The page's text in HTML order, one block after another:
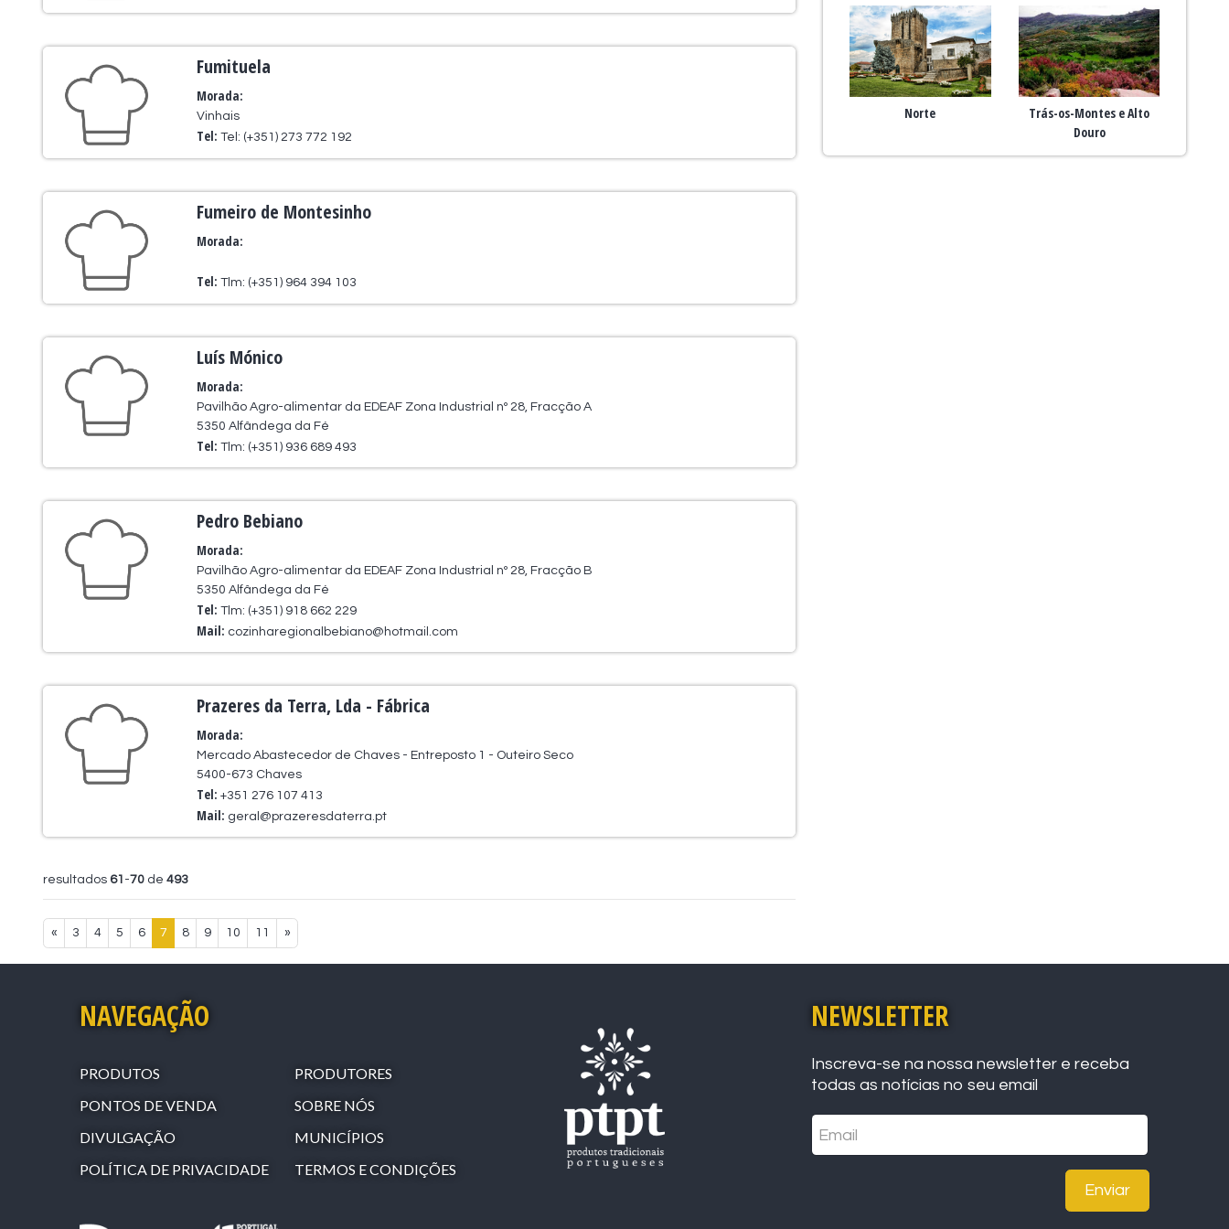
Fumituela
Morada:
Vinhais
Tel: Tel: (+351) 273 772 192
Fumeiro de Montesinho
Morada:
Tel: Tlm: (+351) 964 394 103
Luís Mónico
Morada:
Pavilhão Agro-alimentar da EDEAF Zona Industrial nº 28, Fracção A
5350 Alfândega da Fé
Tel: Tlm: (+351) 936 689 493
Pedro Bebiano
Morada:
Pavilhão Agro-alimentar da EDEAF Zona Industrial nº 28, Fracção B
5350 Alfândega da Fé
Tel: Tlm: (+351) 918 662 229
Mail: cozinharegionalbebiano@hotmail.com
Prazeres da Terra, Lda - Fábrica
Morada:
Mercado Abastecedor de Chaves - Entreposto 1 - Outeiro Seco
5400-673 Chaves
Tel: +351 276 107 413
Mail: geral@prazeresdaterra.pt
resultados 61 -70 de 493
« 3 4 5 6 7 8 9 10 11 »
Norte
Trás-os-Montes e Alto
Douro
NAVEGAÇÃO
PRODUTOS
PRODUTORES
PONTOS DE VENDA
SOBRE NÓS
DIVULGAÇÃO
MUNICÍPIOS
POLÍTICA DE PRIVACIDADE
TERMOS E CONDIÇÕES
NEWSLETTER
Inscreva-se na nossa newsletter e receba
todas as notícias no seu email
Enviar